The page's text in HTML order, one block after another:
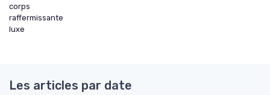
corps
raffermissante
luxe
Les articles par date